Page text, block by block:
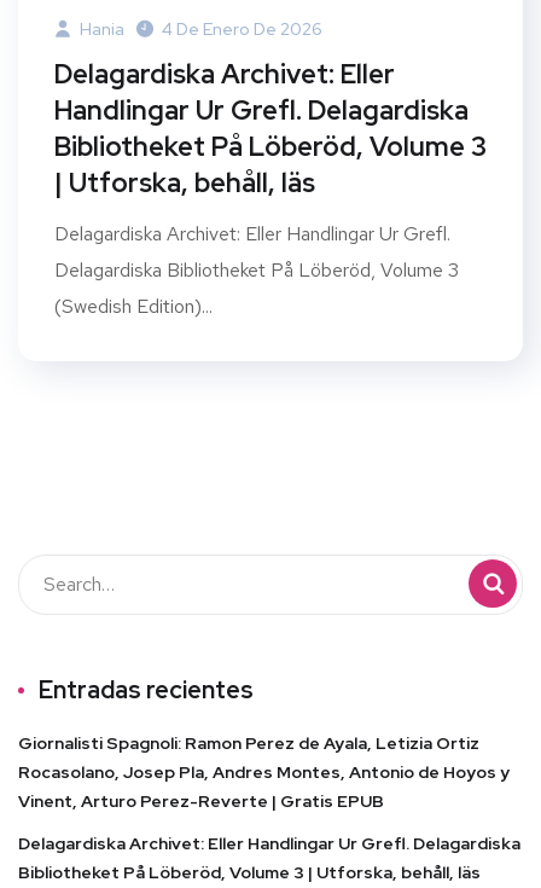
Hania 4 De Enero De 2026
Delagardiska Archivet: Eller
Handlingar Ur Grefl. Delagardiska
Bibliotheket På Löberöd, Volume 3
| Utforska, behåll, läs
Delagardiska Archivet: Eller Handlingar Ur Grefl.
Delagardiska Bibliotheket På Löberöd, Volume 3
(Swedish Edition)...
Entradas recientes
Giornalisti Spagnoli: Ramon Perez de Ayala, Letizia Ortiz
Rocasolano, Josep Pla, Andres Montes, Antonio de Hoyos y
Vinent, Arturo Perez-Reverte | Gratis EPUB
Delagardiska Archivet: Eller Handlingar Ur Grefl. Delagardiska
Bibliotheket På Löberöd, Volume 3 | Utforska, behåll, läs